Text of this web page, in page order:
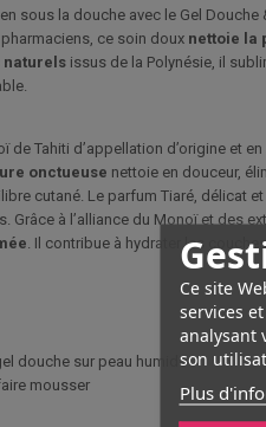
Ce site
services
analysant
son
Plus
sous la douche avec le Gel
ce soin doux nettoie la
naturels issus de la Polynésie, il
de Tahiti d’appellation d’origine et
onctueuse nettoie en douceur,
cutané. Le parfum Tiaré,
Grâce à l’alliance du Monoï et des
. Il contribue à hydrater les
douche sur peau humide
mousser